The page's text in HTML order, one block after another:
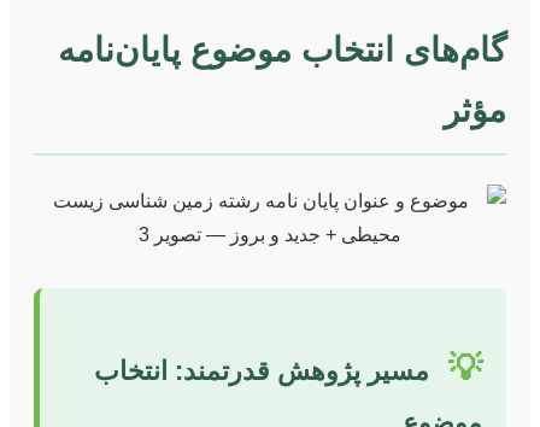
گام‌های انتخاب موضوع پایان‌نامه
مؤثر
💡
مسیر پژوهش قدرتمند: انتخاب